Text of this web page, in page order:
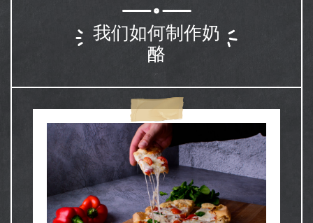
我们如何制作奶
酪